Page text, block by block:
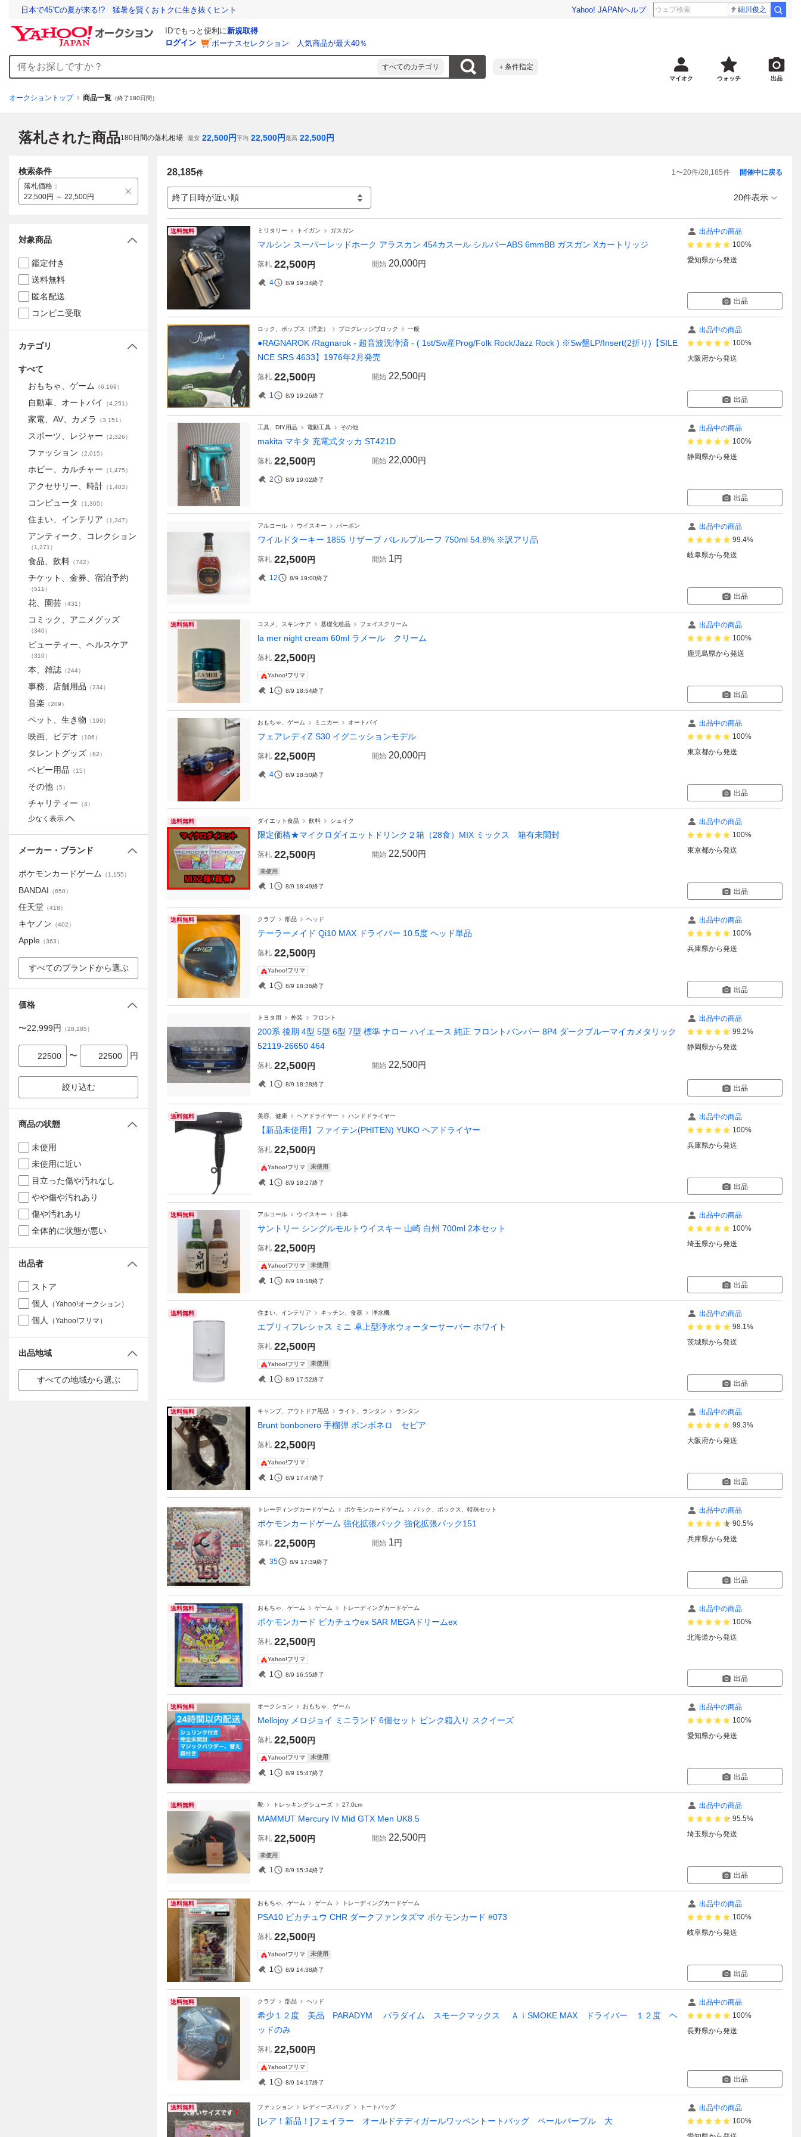
日本で45℃の夏が来る!? 猛暑を賢くおトクに生き抜くヒント Yahoo! JAPANヘルプ 細川俊之
IDでもっと便利に新規取得
ログイン
ボーナスセレクション 人気商品が最大40％
すべてのカテゴリ ＋条件指定
マイオク ウォッチ 出品
オークショントップ 商品一覧 （終了180日間）
落札された商品180日間の落札相場 最安 22,500円平均 22,500円最高 22,500円
28,185件 1〜20件/28,185件
終了日時が近い順
開催中に戻る
20件表示
送料無料 ミリタリー トイガン ガスガン
マルシン スーパーレッドホーク アラスカン 454カスール シルバーABS 6mmBB ガスガン Xカートリッジ
落札 22,500円 開始 20,000円
4 8/9 19:34終了
出品中の商品
100%
愛知県から発送
出品
ロック、ポップス（洋楽） プログレッシブロック 一般
●RAGNAROK /Ragnarok - 超音波洗浄済 - ( 1st/Sw産Prog/Folk Rock/Jazz Rock ) ※Sw盤LP/Insert(2折り)【SILE
NCE SRS 4633】1976年2月発売
落札 22,500円 開始 22,500円
1 8/9 19:26終了
出品中の商品
100%
大阪府から発送
出品
工具、DIY用品 電動工具 その他
makita マキタ 充電式タッカ ST421D
落札 22,500円 開始 22,000円
2 8/9 19:02終了
出品中の商品
100%
静岡県から発送
出品
アルコール ウイスキー バーボン
ワイルドターキー 1855 リザーブ バレルプルーフ 750ml 54.8% ※訳アリ品
落札 22,500円 開始 1円
12 8/9 19:00終了
出品中の商品
99.4%
岐阜県から発送
出品
送料無料 コスメ、スキンケア 基礎化粧品 フェイスクリーム
la mer night cream 60ml ラメール クリーム
落札 22,500円
Yahoo!フリマ
1 8/9 18:54終了
出品中の商品
100%
鹿児島県から発送
出品
おもちゃ、ゲーム ミニカー オートバイ
フェアレディZ S30 イグニッションモデル
落札 22,500円 開始 20,000円
4 8/9 18:50終了
出品中の商品
100%
東京都から発送
出品
送料無料 ダイエット食品 飲料 シェイク
限定価格★マイクロダイエットドリンク２箱（28食）MIX ミックス 箱有未開封
落札 22,500円 開始 22,500円
未使用
1 8/9 18:49終了
出品中の商品
100%
東京都から発送
出品
送料無料 クラブ 部品 ヘッド
テーラーメイド Qi10 MAX ドライバー 10.5度 ヘッド単品
落札 22,500円
Yahoo!フリマ
1 8/9 18:36終了
出品中の商品
100%
兵庫県から発送
出品
トヨタ用 外装 フロント
200系 後期 4型 5型 6型 7型 標準 ナロー ハイエース 純正 フロントバンパー 8P4 ダークブルーマイカメタリック
52119-26650 464
落札 22,500円 開始 22,500円
1 8/9 18:28終了
出品中の商品
99.2%
静岡県から発送
出品
送料無料 美容、健康 ヘアドライヤー ハンドドライヤー
【新品未使用】ファイテン(PHITEN) YUKO ヘアドライヤー
落札 22,500円
Yahoo!フリマ 未使用
1 8/9 18:27終了
出品中の商品
100%
兵庫県から発送
出品
送料無料 アルコール ウイスキー 日本
サントリー シングルモルトウイスキー 山崎 白州 700ml 2本セット
落札 22,500円
Yahoo!フリマ 未使用
1 8/9 18:18終了
出品中の商品
100%
埼玉県から発送
出品
送料無料 住まい、インテリア キッチン、食器 浄水機
エブリィフレシャス ミニ 卓上型浄水ウォーターサーバー ホワイト
落札 22,500円
Yahoo!フリマ 未使用
1 8/9 17:52終了
出品中の商品
98.1%
茨城県から発送
出品
送料無料 キャンプ、アウトドア用品 ライト、ランタン ランタン
Brunt bonbonero 手榴弾 ボンボネロ セピア
落札 22,500円
Yahoo!フリマ
1 8/9 17:47終了
出品中の商品
99.3%
大阪府から発送
出品
トレーディングカードゲーム ポケモンカードゲーム パック、ボックス、特殊セット
ポケモンカードゲーム 強化拡張パック 強化拡張パック151
落札 22,500円 開始 1円
35 8/9 17:39終了
出品中の商品
90.5%
兵庫県から発送
出品
送料無料 おもちゃ、ゲーム ゲーム トレーディングカードゲーム
ポケモンカード ピカチュウex SAR MEGAドリームex
落札 22,500円
Yahoo!フリマ
1 8/9 16:55終了
出品中の商品
100%
北海道から発送
出品
送料無料 オークション おもちゃ、ゲーム
Mellojoy メロジョイ ミニランド 6個セット ピンク箱入り スクイーズ
落札 22,500円
Yahoo!フリマ 未使用
1 8/9 15:47終了
出品中の商品
100%
愛知県から発送
出品
送料無料 靴 トレッキングシューズ 27.0cm
MAMMUT Mercury IV Mid GTX Men UK8.5
落札 22,500円 開始 22,500円
未使用
1 8/9 15:34終了
出品中の商品
95.5%
埼玉県から発送
出品
送料無料 おもちゃ、ゲーム ゲーム トレーディングカードゲーム
PSA10 ピカチュウ CHR ダークファンタズマ ポケモンカード #073
落札 22,500円
Yahoo!フリマ 未使用
1 8/9 14:38終了
出品中の商品
100%
岐阜県から発送
出品
送料無料 クラブ 部品 ヘッド
希少１２度 美品 PARADYM パラダイム スモークマックス ＡｉSMOKE MAX ドライバー １２度 ヘ
ッドのみ
落札 22,500円
Yahoo!フリマ
1 8/9 14:17終了
出品中の商品
100%
長野県から発送
出品
送料無料 ファッション レディースバッグ トートバッグ
[レア！新品！]フェイラー オールドテディガールワッペントートバッグ ペールパープル 大
出品中の商品
100%
検索条件
落札価格 ：
22,500円 ～ 22,500円
対象商品
鑑定付き
送料無料
匿名配送
コンビニ受取
カテゴリ
すべて
おもちゃ、ゲーム
（6,169）
自動車、オートバイ （4,251 ）
家電、AV、カメラ （3,151 ）
スポーツ、レジャー （2,326）
ファッション （2,015）
ホビー、カルチャー （1,475）
アクセサリー、時計 （1,403）
コンピュータ （1,365）
住まい、インテリア （1,347）
アンティーク、コレクション
（1,271 ）
食品、飲料 （742）
チケット、金券、宿泊予約
（511 ）
花、園芸 （431 ）
コミック、アニメグッズ
（340）
ビューティー、ヘルスケア
（310）
本、雑誌 （244）
事務、店舗用品 （234）
音楽 （209）
ペット、生き物 （199）
映画、ビデオ （106）
タレントグッズ （62）
ベビー用品 （15）
その他 （5）
チャリティー （4）
少なく表示
メーカー・ブランド
ポケモンカードゲーム （1,155）
BANDAI （650）
任天堂 （418）
キヤノン （402）
Apple （363）
すべてのブランドから選ぶ
価格
〜22,999円 （28,185）
〜 円
絞り込む
商品の状態
未使用
未使用に近い
目立った傷や汚れなし
やや傷や汚れあり
傷や汚れあり
全体的に状態が悪い
出品者
ストア
個人
（Yahoo!オークション）
個人 （Yahoo!フリマ）
出品地域
すべての地域から選ぶ